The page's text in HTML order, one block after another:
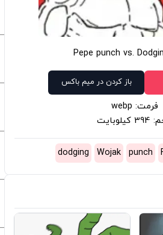
Pepe punch vs.
باز کردن در میم باکس
فرمت: webp
punch
Wojak
dodging